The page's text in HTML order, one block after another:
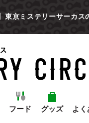
東京ミステリーサーカ
フード グッズ よ